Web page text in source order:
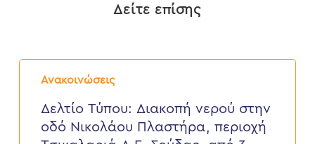
Δείτε επίσης
Ανακοινώσεις
Δελτίο
Τύπου:
νερού
στην
Νικολάου
Δελτίο Τύπου: Διακοπή νερού στην
οδό Νικολάου Πλαστήρα, περιοχή